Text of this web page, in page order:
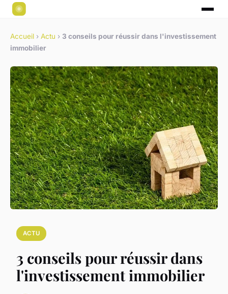
Accueil › Actu › 3 conseils pour réussir dans l'investissement
immobilier
ACTU
3 conseils pour réussir dans
l'investissement immobilier